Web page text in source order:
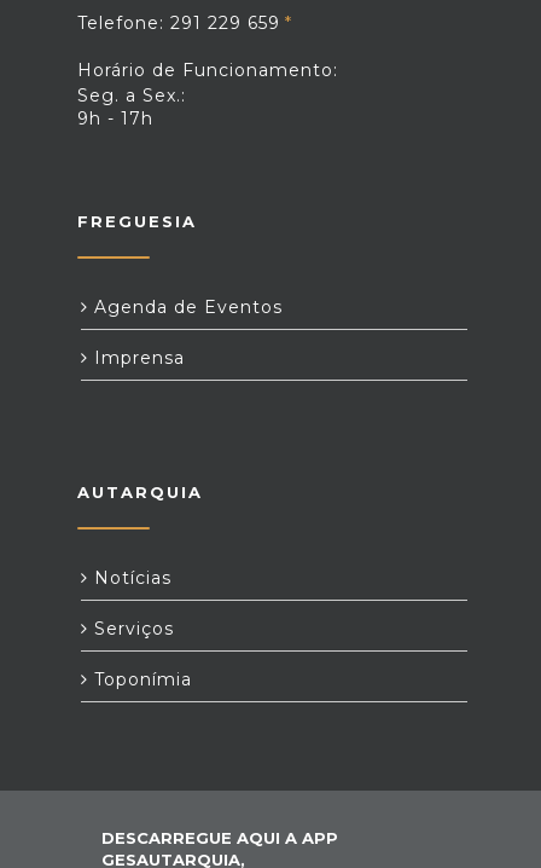
Telefone: 291 229 659
Horário de Funcionamento:
Seg. a Sex.:
9h - 17h
FREGUESIA
Agenda de Eventos
Imprensa
AUTARQUIA
Notícias
Serviços
Toponímia
DESCARREGUE AQUI A APP
GESAUTARQUIA,